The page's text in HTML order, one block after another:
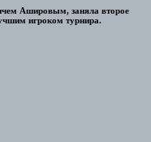
Ашировым, заняла второе
игроком турнира.